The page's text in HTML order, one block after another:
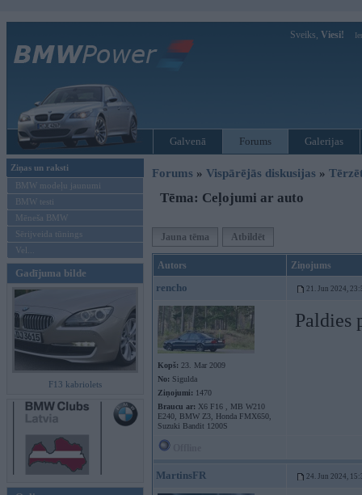
Sveiks, Viesi!
Galvenā Forums Galerijas
Ziņas un raksti
BMW modeļu jaunumi
BMW testi
Mēneša BMW
Sērijveida tūnings
Vel...
Gadījuma bilde
F13 kabriolets
Forums » Vispārējās diskusijas »
Tēma: Ceļojumi ar auto
Jauna tēma Atbildēt
Autors Ziņojums
rencho 21. Jun 2024,
Kopš: 23. Mar 2009
No: Sigulda
Ziņojumi: 1470
Braucu ar: X6 F16 , MB W210
E240, BMW Z3, Honda FMX650,
Suzuki Bandit 1200S
Paldies
MartinsFR 24. Jun 2024,